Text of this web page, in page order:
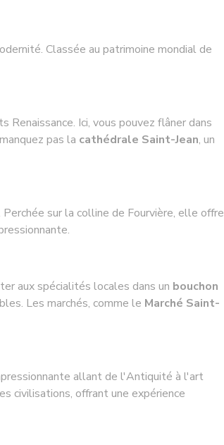
Classée au patrimoine mondial de
Ici, vous pouvez flâner dans
pas la cathédrale Saint-Jean, un
Perchée sur la colline de Fourvière, elle offre
aux spécialités locales dans un bouchon
Les marchés, comme le Marché Saint-
allant de l'Antiquité à l'art
civilisations, offrant une expérience